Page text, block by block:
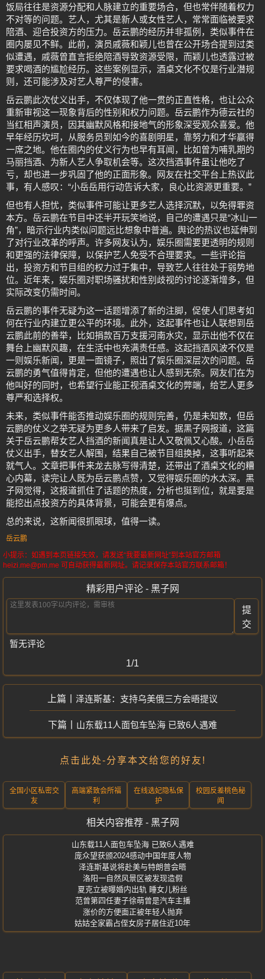
饭局往往是资源分配和人脉建立的重要场合，但也常伴随着权力
不对等的问题。艺人，尤其是新人或女性艺人，常常面临被要求
陪酒、迎合投资方的压力。岳云鹏的经历并非孤例，类似事件在
圈内屡见不鲜。此前，演员戚薇和颖儿也曾在公开场合提到过类
似遭遇，戚薇曾直言拒绝陪酒导致资源受限，而颖儿也透露过被
要求喝酒的尴尬经历。这些案例显示，酒桌文化不仅是行业潜规
则，还可能涉及对艺人尊严的侵害。
岳云鹏此次仗义出手，不仅体现了他一贯的正直性格，也让公众
重新审视这一现象背后的性别和权力问题。岳云鹏作为德云社的
当红相声演员，因其幽默风格和接地气的形象深受观众喜爱。他
早年经历坎坷，从服务员到如今的喜剧明星，靠努力和才华赢得
一席之地。他在圈内的仗义行为也早有耳闻，比如曾为哺乳期的
马丽挡酒、为新人艺人争取机会等。这次挡酒事件虽让他吃了
亏，却也进一步巩固了他的正面形象。网友在社交平台上热议此
事，有人感叹：“小岳岳用行动告诉大家，良心比资源更重要。”
但也有人担忧，类似事件可能让更多艺人选择沉默，以免得罪资
本方。岳云鹏在节目中还半开玩笑地说，自己的遭遇只是“冰山一
角”，暗示行业内类似问题远比想象中普遍。舆论的热议也延伸到
了对行业改革的呼声。许多网友认为，娱乐圈需要更透明的规则
和更强的法律保障，以保护艺人免受不合理要求。一些评论指
出，投资方和节目组的权力过于集中，导致艺人往往处于弱势地
位。近年来，娱乐圈对职场骚扰和性别歧视的讨论逐渐增多，但
实际改变仍需时间。
岳云鹏的事件无疑为这一话题增添了新的注脚，促使人们思考如
何在行业内建立更公平的环境。此外，这起事件也让人联想到岳
云鹏此前的善举，比如捐款百万支援河南水灾，显示出他不仅在
舞台上幽默风趣，在生活中也充满责任感。这起挡酒风波不仅是
一则娱乐新闻，更是一面镜子，照出了娱乐圈深层次的问题。岳
云鹏的勇气值得肯定，但他的遭遇也让人感到无奈。网友们在为
他叫好的同时，也希望行业能正视酒桌文化的弊端，给艺人更多
尊严和选择权。
未来，类似事件能否推动娱乐圈的规则完善，仍是未知数，但岳
云鹏的仗义之举无疑为更多人带来了启发。据黑子网报道，这篇
关于岳云鹏帮女艺人挡酒的新闻真是让人又敬佩又心酸。小岳岳
仗义出手，替女艺人解围，结果自己被节目组换掉，这事听起来
就气人。文章把事件来龙去脉写得清楚，还带出了酒桌文化的糟
心内幕，读完让人既为岳云鹏点赞，又觉得娱乐圈的水太深。黑
子网觉得，这报道抓住了话题的热度，分析也挺到位，就是要是
能挖出点投资方的具体背景，可能会更有爆点。
总的来说，这新闻很抓眼球，值得一读。
岳云鹏
小提示：如遇到本页链接失效，请发送“我要最新网址”到本站官方邮箱
heizi.me@pm.me 可自动获得最新网址。请记录保存本站官方联系邮箱！
精彩用户评论 - 黑子网
提
交
暂无评论
1/1
泽连斯基：支持乌美俄三方会晤提议
山东载11人面包车坠海 已致6人遇难
点击此处-分享本文给您的好友!
全国小区私密交
友
高端紧致会所福
利
在线选妃隐私保
护
校园反差桃色秘
闻
相关内容推荐 - 黑子网
山东载11人面包车坠海 已致6人遇难
庞众望获颁2024感动中国年度人物
泽连斯基说将赴美与特朗普会晤
洛阳一自然风景区被发现造假
夏克立被曝婚内出轨 睡女儿粉丝
范曾第四任妻子徐萌曾是汽车主播
涨价的方便面正被年轻人抛弃
姑姑全家霸占侄女房子居住近10年